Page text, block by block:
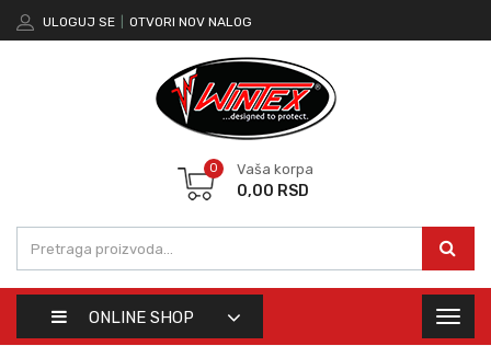
ULOGUJ SE OTVORI NOV NALOG
0 Vaša korpa
0,00 RSD
ONLINE SHOP
Toggle